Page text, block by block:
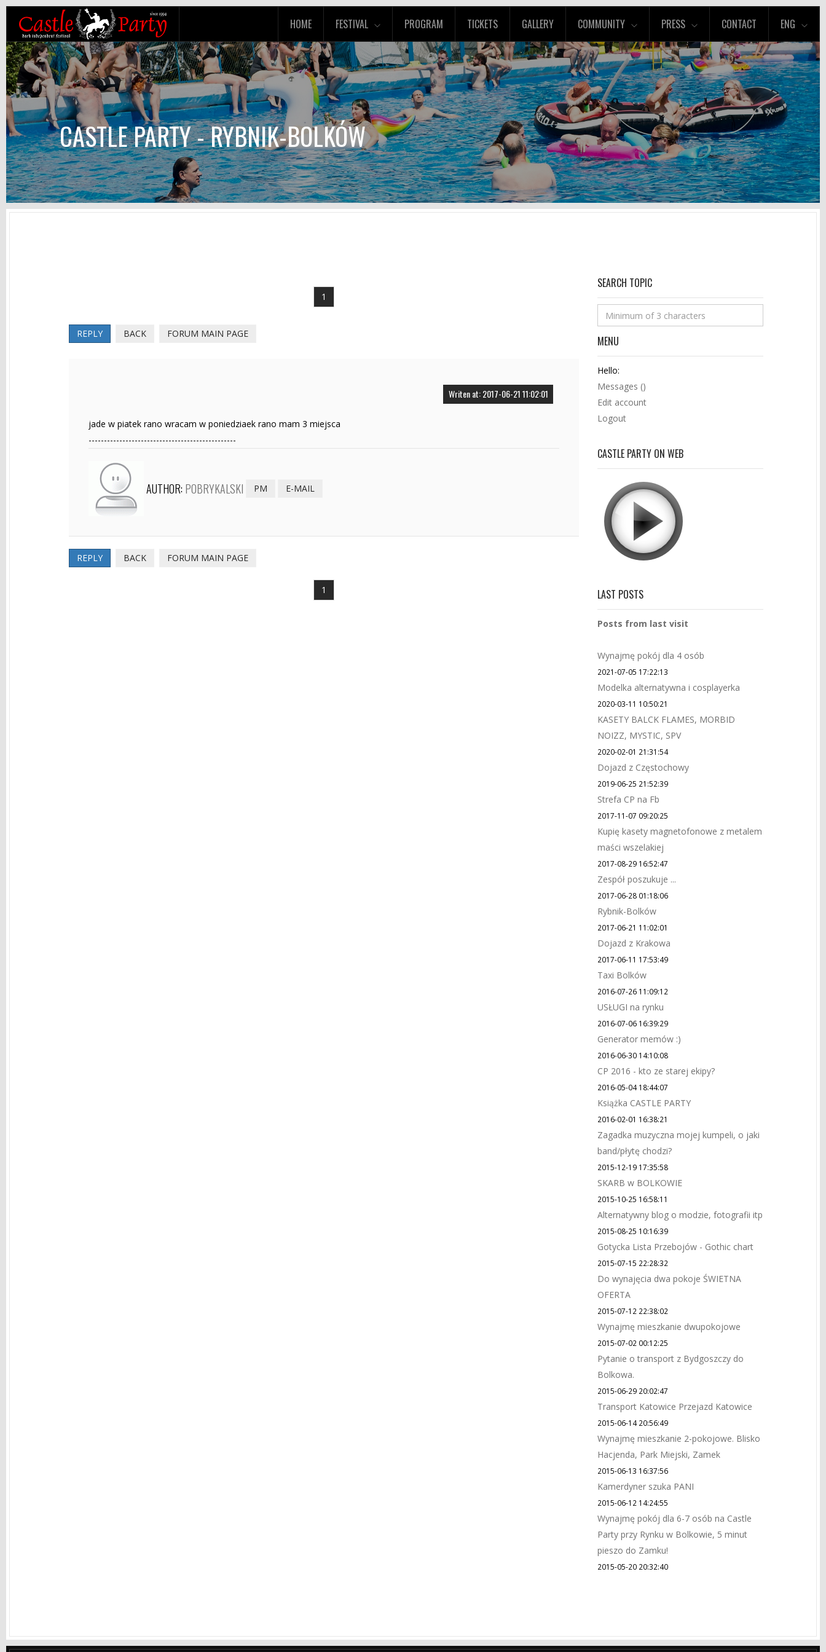
HOME FESTIVAL PROGRAM TICKETS GALLERY COMMUNITY PRESS CONTACT ENG
CASTLE PARTY - RYBNIK-BOLKÓW
1
REPLY BACK FORUM MAIN PAGE
Writen at: 2017-06-21 11:02:01
jade w piatek rano wracam w poniedziaek rano mam 3 miejsca
------------------------------------------------
AUTHOR: POBRYKALSKI PM E-MAIL
REPLY BACK FORUM MAIN PAGE
1
SEARCH TOPIC
MENU
Hello:
Messages ()
Edit account
Logout
CASTLE PARTY ON WEB
LAST POSTS
Posts from last visit
Wynajmę pokój dla 4 osób
2021-07-05 17:22:13
Modelka alternatywna i cosplayerka
2020-03-11 10:50:21
KASETY BALCK FLAMES, MORBID
NOIZZ, MYSTIC, SPV
2020-02-01 21:31:54
Dojazd z Częstochowy
2019-06-25 21:52:39
Strefa CP na Fb
2017-11-07 09:20:25
Kupię kasety magnetofonowe z metalem
maści wszelakiej
2017-08-29 16:52:47
Zespół poszukuje ...
2017-06-28 01:18:06
Rybnik-Bolków
2017-06-21 11:02:01
Dojazd z Krakowa
2017-06-11 17:53:49
Taxi Bolków
2016-07-26 11:09:12
USŁUGI na rynku
2016-07-06 16:39:29
Generator memów :)
2016-06-30 14:10:08
CP 2016 - kto ze starej ekipy?
2016-05-04 18:44:07
Książka CASTLE PARTY
2016-02-01 16:38:21
Zagadka muzyczna mojej kumpeli, o jaki
band/płytę chodzi?
2015-12-19 17:35:58
SKARB w BOLKOWIE
2015-10-25 16:58:11
Alternatywny blog o modzie, fotografii itp
2015-08-25 10:16:39
Gotycka Lista Przebojów - Gothic chart
2015-07-15 22:28:32
Do wynajęcia dwa pokoje ŚWIETNA
OFERTA
2015-07-12 22:38:02
Wynajmę mieszkanie dwupokojowe
2015-07-02 00:12:25
Pytanie o transport z Bydgoszczy do
Bolkowa.
2015-06-29 20:02:47
Transport Katowice Przejazd Katowice
2015-06-14 20:56:49
Wynajmę mieszkanie 2-pokojowe. Blisko
Hacjenda, Park Miejski, Zamek
2015-06-13 16:37:56
Kamerdyner szuka PANI
2015-06-12 14:24:55
Wynajmę pokój dla 6-7 osób na Castle
Party przy Rynku w Bolkowie, 5 minut
pieszo do Zamku!
2015-05-20 20:32:40